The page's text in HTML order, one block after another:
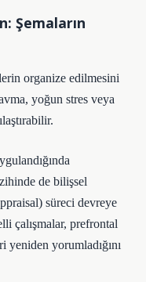
Şemaların
organize edilmesini
yoğun stres veya
de bilişsel
süreci devreye
çalışmalar, prefrontal
yorumladığını